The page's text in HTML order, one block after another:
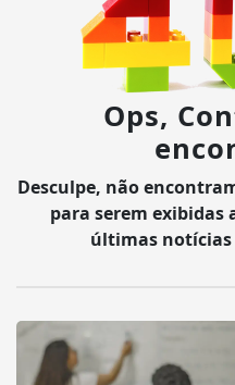
Ops,
Desculpe, não
para serem exibidas
últimas notícias